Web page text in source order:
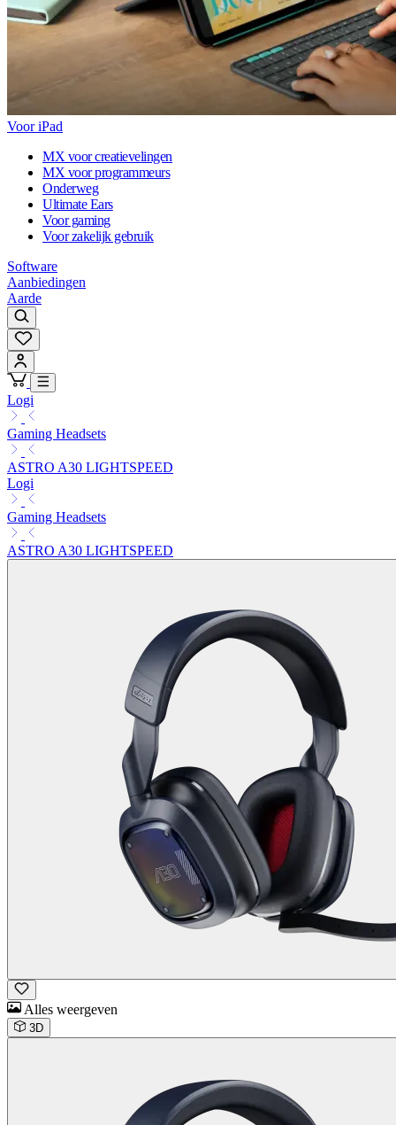
Voor iPad
MX voor creatievelingen
MX voor programmeurs
Onderweg
Ultimate Ears
Voor gaming
Voor zakelijk gebruik
Software
Aanbiedingen
Aarde
Logi
Gaming Headsets
ASTRO A30 LIGHTSPEED
Logi
Gaming Headsets
ASTRO A30 LIGHTSPEED
Alles weergeven
3D